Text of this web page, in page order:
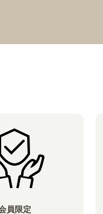
員限定